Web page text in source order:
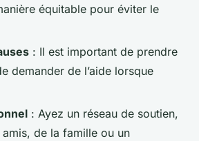
équitable pour éviter le
: Il est important de prendre
demander de l’aide lorsque
: Ayez un réseau de soutien,
de la famille ou un